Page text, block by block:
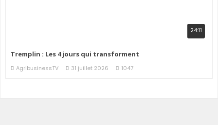
24:11
Tremplin : Les 4 jours qui transforment
AgribusinessTV 31 juillet 2026 1047